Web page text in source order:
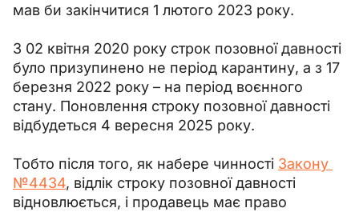
мав би закінчитися 1 лютого 2023 року.
З 02 квітня 2020 року строк позовної давності
було призупинено не період карантину, а з 17
березня 2022 року – на період воєнного
стану. Поновлення строку позовної давності
відбудеться 4 вересня 2025 року.
Тобто після того, як набере чинності Закону
№4434, відлік строку позовної давності
відновлюється, і продавець має право